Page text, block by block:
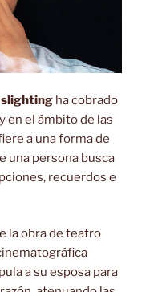
ha cobrado
en el ámbito de las
a una forma de
una persona busca
recuerdos e
la obra de teatro
a su esposa para